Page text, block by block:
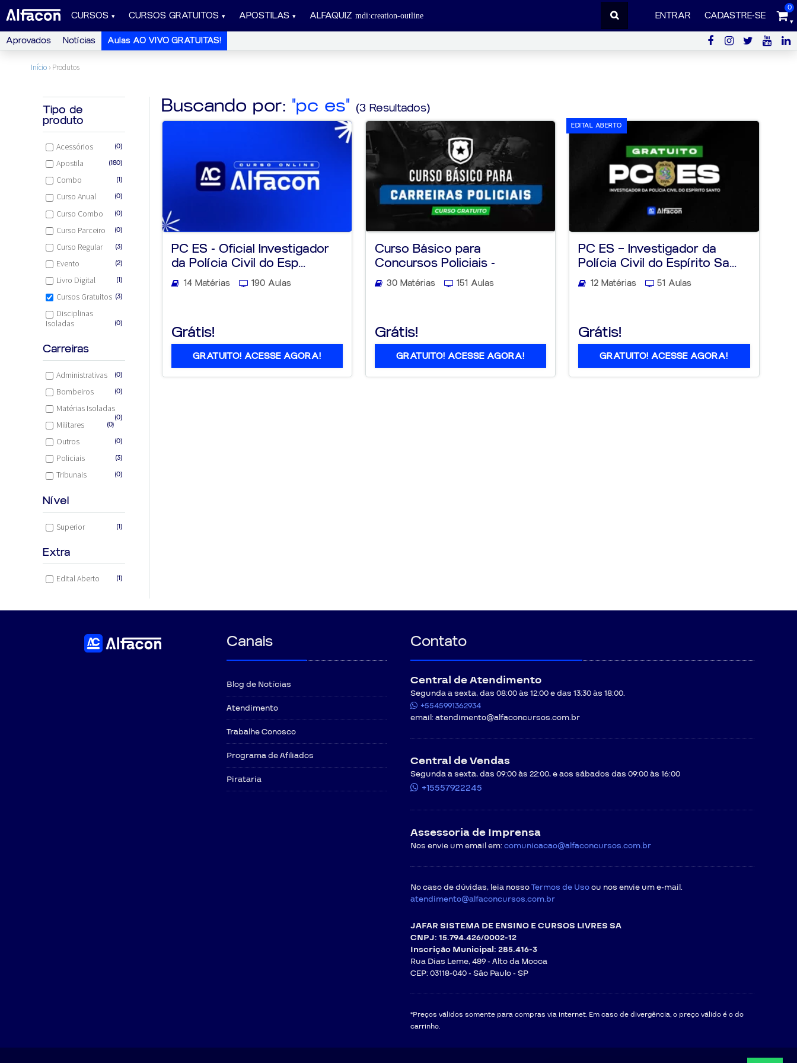
0
ENTRAR CADASTRE-SE
CURSOS CURSOS GRATUITOS APOSTILAS ALFAQUIZ
Aprovados Notícias Aulas AO VIVO GRATUITAS!
Início › Produtos
Tipo de
produto
Acessórios (0)
Apostila (180)
Combo (1)
Curso Anual (0)
Curso Combo (0)
Curso Parceiro (0)
Curso Regular (3)
Evento (2)
Livro Digital (1)
Cursos Gratuitos (3)
Disciplinas
Isoladas
(0)
Carreiras
Administrativas (0)
Bombeiros (0)
Matérias Isoladas
(0)
Militares (0)
Outros (0)
Policiais (3)
Tribunais (0)
Nível
Superior (1)
Extra
Edital Aberto (1)
Buscando por: "pc es" (3 Resultados)
PC ES - Oficial Investigador
da Polícia Civil do Esp...
14 Matérias 190 Aulas
Grátis!
GRATUITO! ACESSE AGORA!
Curso Básico para
Concursos Policiais -
GRATUITO
30 Matérias 151 Aulas
Grátis!
GRATUITO! ACESSE AGORA!
PC ES – Investigador da
Polícia Civil do Espírito Sa...
12 Matérias 51 Aulas
Grátis!
GRATUITO! ACESSE AGORA!
EDITAL ABERTO
Canais
Blog de Notícias
Atendimento
Trabalhe Conosco
Programa de Afiliados
Pirataria
Contato
Central de Atendimento
Segunda a sexta, das 08:00 às 12:00 e das 13:30 às 18:00.
+5545991362934
email:atendimento@alfaconcursos.com.br
Central de Vendas
Segunda a sexta, das 09:00 às 22:00, e aos sábados das 09:00 às 16:00
+15557922245
Assessoria de Imprensa
Nos envie um email em:comunicacao@alfaconcursos.com.br
No caso de dúvidas, leia nossoTermos de Usoou nos envie um e-mail.
atendimento@alfaconcursos.com.br
JAFAR SISTEMA DE ENSINO E CURSOS LIVRES SA
CNPJ: 15.794.426/0002-12
Inscrição Municipal: 285.416-3
Rua Dias Leme, 489 - Alto da Mooca
CEP: 03118-040 -São Paulo - SP
*Preços válidos somente para compras via internet. Em caso de divergência, o preço válido é o do
carrinho.